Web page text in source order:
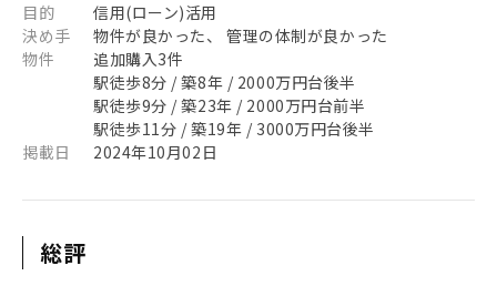
目的
信用(ローン)活用
決め手
物件が良かった、 管理の体制が良かった
物件
追加購入3件
駅徒歩8分 / 築8年 / 2000万円台後半
駅徒歩9分 / 築23年 / 2000万円台前半
駅徒歩11分 / 築19年 / 3000万円台後半
掲載日
2024年10月02日
総評